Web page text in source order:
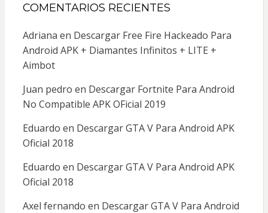
COMENTARIOS RECIENTES
Adriana en Descargar Free Fire Hackeado Para
Android APK + Diamantes Infinitos + LITE +
Aimbot
Juan pedro en Descargar Fortnite Para Android
No Compatible APK OFicial 2019
Eduardo en Descargar GTA V Para Android APK
Oficial 2018
Eduardo en Descargar GTA V Para Android APK
Oficial 2018
Axel fernando en Descargar GTA V Para Android